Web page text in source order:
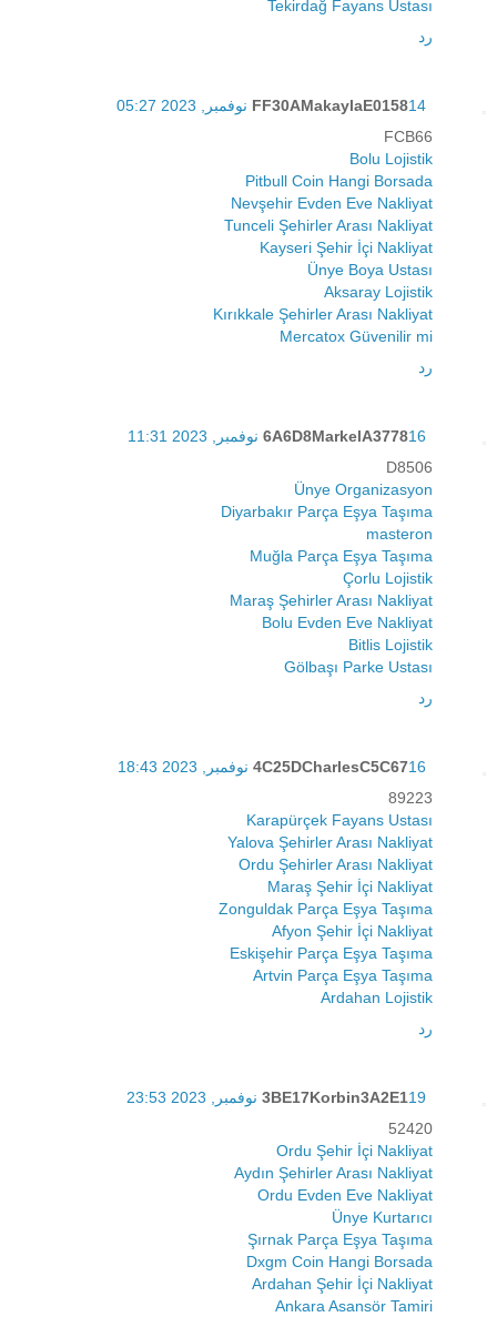
Tekirdağ Fayans Ustası
رد
FF30AMakaylaE015814 نوفمبر, 2023 05:27
FCB66
Bolu Lojistik
Pitbull Coin Hangi Borsada
Nevşehir Evden Eve Nakliyat
Tunceli Şehirler Arası Nakliyat
Kayseri Şehir İçi Nakliyat
Ünye Boya Ustası
Aksaray Lojistik
Kırıkkale Şehirler Arası Nakliyat
Mercatox Güvenilir mi
رد
6A6D8MarkelA377816 نوفمبر, 2023 11:31
D8506
Ünye Organizasyon
Diyarbakır Parça Eşya Taşıma
masteron
Muğla Parça Eşya Taşıma
Çorlu Lojistik
Maraş Şehirler Arası Nakliyat
Bolu Evden Eve Nakliyat
Bitlis Lojistik
Gölbaşı Parke Ustası
رد
4C25DCharlesC5C6716 نوفمبر, 2023 18:43
89223
Karapürçek Fayans Ustası
Yalova Şehirler Arası Nakliyat
Ordu Şehirler Arası Nakliyat
Maraş Şehir İçi Nakliyat
Zonguldak Parça Eşya Taşıma
Afyon Şehir İçi Nakliyat
Eskişehir Parça Eşya Taşıma
Artvin Parça Eşya Taşıma
Ardahan Lojistik
رد
3BE17Korbin3A2E119 نوفمبر, 2023 23:53
52420
Ordu Şehir İçi Nakliyat
Aydın Şehirler Arası Nakliyat
Ordu Evden Eve Nakliyat
Ünye Kurtarıcı
Şırnak Parça Eşya Taşıma
Dxgm Coin Hangi Borsada
Ardahan Şehir İçi Nakliyat
Ankara Asansör Tamiri